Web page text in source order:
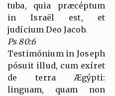
tuba, quia præcéptum
in Israël est, et
judícium Deo Jacob.
Ps 80:6
Testimónium in Joseph
pósuit illud, cum exíret
de terra Ægýpti:
linguam, quam non